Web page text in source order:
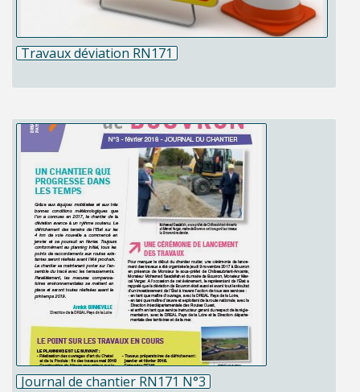
Travaux déviation RN171
Journal de chantier RN171 N°3